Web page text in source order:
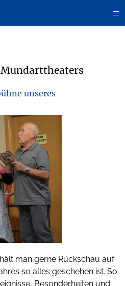
≡
unseres
man gerne Rückschau auf
so alles geschehen ist. So
Besonderheiten und